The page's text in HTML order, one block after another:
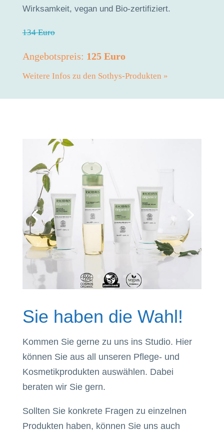
Wirksamkeit, vegan und Bio-zertifiziert.
134 Euro
Angebotspreis: 125 Euro
Weitere Infos zu den Sothys-Produkten »
Sie haben die Wahl!
Kommen Sie gerne zu uns ins Studio. Hier
können Sie aus all unseren Pflege- und
Kosmetikprodukten auswählen. Dabei
beraten wir Sie gern.
Sollten Sie konkrete Fragen zu einzelnen
Produkten haben, können Sie uns auch